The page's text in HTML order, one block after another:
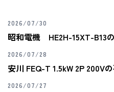
2026/07/30
昭和電機 HE2H-15XT-B13
2026/07/28
安川 FEQ-T 1.5kW 2P 200V
2026/07/27